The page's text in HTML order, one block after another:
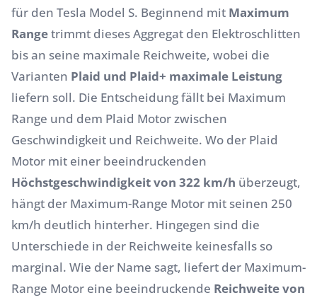
für den Tesla Model S. Beginnend mit Maximum
Rangetrimmt dieses Aggregat den Elektroschlitten
bis an seine maximale Reichweite, wobei die
Varianten Plaid und Plaid+ maximale Leistung
liefern soll. Die Entscheidung fällt bei Maximum
Range und dem Plaid Motor zwischen
Geschwindigkeit und Reichweite. Wo der Plaid
Motor mit einer beeindruckenden
Höchstgeschwindigkeit von 322 km/h überzeugt,
hängt der Maximum-Range Motor mit seinen 250
km/h deutlich hinterher. Hingegen sind die
Unterschiede in der Reichweite keinesfalls so
marginal. Wie der Name sagt, liefert der Maximum-
Range Motor eine beeindruckende Reichweite von